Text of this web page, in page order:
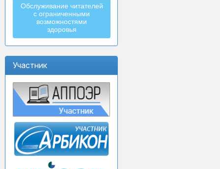
Обслуживание читателей
с ограниченными
возможностями
здоровья
Участник